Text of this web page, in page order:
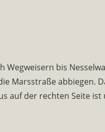
bis
Marsstraße abbiegen.
auf der rechten Seite ist